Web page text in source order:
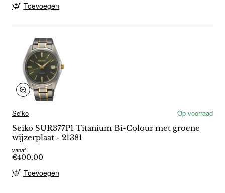
Toevoegen
Seiko
Op voorraad
Seiko SUR377P1 Titanium Bi-Colour met groene
wijzerplaat - 21381
vanaf
€400,00
Toevoegen